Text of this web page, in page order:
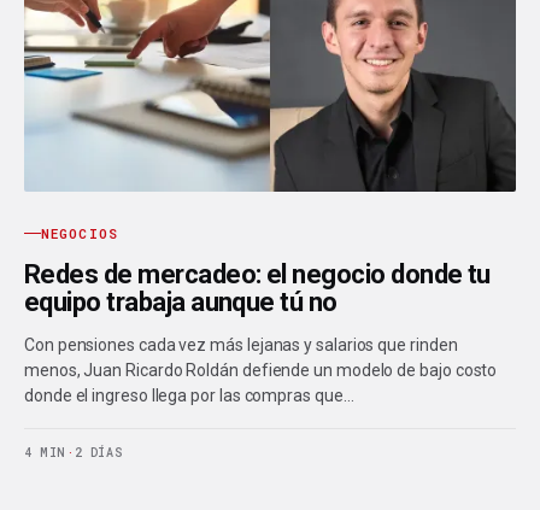
NEGOCIOS
Redes de mercadeo: el negocio donde tu
equipo trabaja aunque tú no
Con pensiones cada vez más lejanas y salarios que rinden
menos, Juan Ricardo Roldán defiende un modelo de bajo costo
donde el ingreso llega por las compras que…
4 MIN · 2 DÍAS